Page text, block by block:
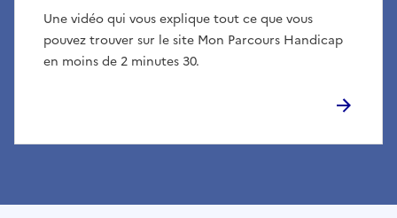
Une vidéo qui vous explique tout ce que vous
pouvez trouver sur le site Mon Parcours Handicap
en moins de 2 minutes 30.